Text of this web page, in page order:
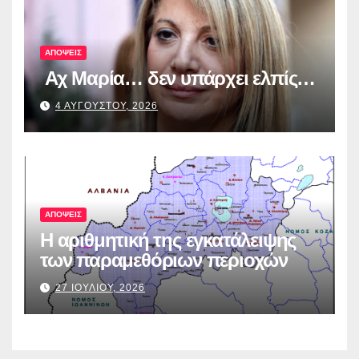
ΑΠΟΨΕΙΣ
Αχ Μαρία… δεν υπάρχει ελπίς…
4 ΑΥΓΟΥΣΤΟΥ, 2026
ΑΠΟΨΕΙΣ
Η αριθμητική της εγκατάλειψης
των παραμεθόριων περιοχών
27 ΙΟΥΛΙΟΥ, 2026